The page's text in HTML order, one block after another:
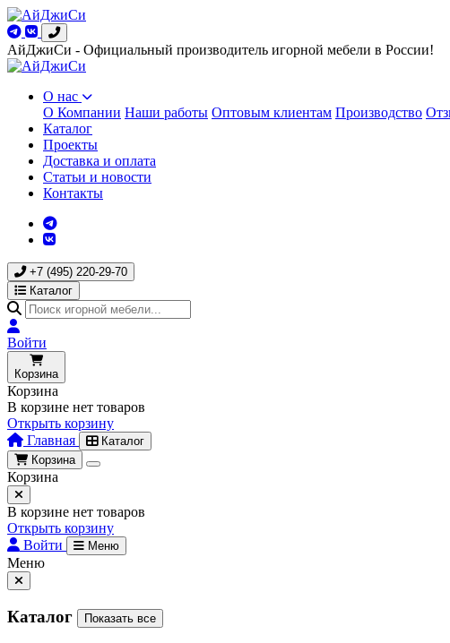
АйДжиСи - Официальный производитель игорной мебели в России!
О нас
О Компании Наши работы Оптовым клиентам Производство
Каталог
Проекты
Доставка и оплата
Статьи и новости
Контакты
+7 (495) 220-29-70
Каталог
Войти
Корзина
Корзина
В корзине нет товаров
Открыть корзину
Главная
Каталог
Корзина
Корзина
В корзине нет товаров
Открыть корзину
Войти
Меню
Меню
Каталог Показать все